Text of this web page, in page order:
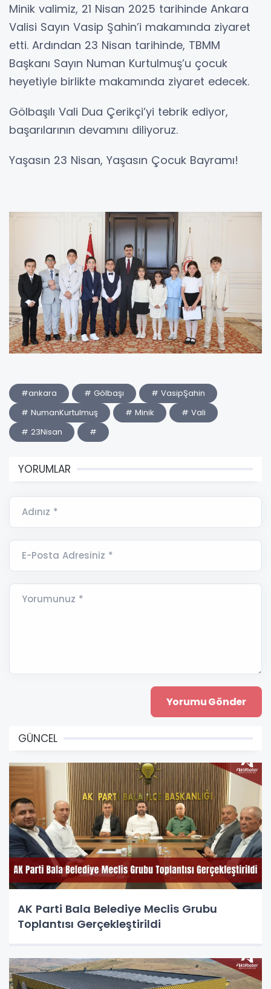
Minik valimiz, 21 Nisan 2025 tarihinde Ankara
Valisi Sayın Vasip Şahin’i makamında ziyaret
etti. Ardından 23 Nisan tarihinde, TBMM
Başkanı Sayın Numan Kurtulmuş’u çocuk
heyetiyle birlikte makamında ziyaret edecek.
Gölbaşılı Vali Dua Çerikçi’yi tebrik ediyor,
başarılarının devamını diliyoruz.
Yaşasın 23 Nisan, Yaşasın Çocuk Bayramı!
#ankara # Gölbaşı
# VasipŞahin
# NumanKurtulmuş
# Minik
# Vali
# 23Nisan
#
YORUMLAR
Adınız *
E-Posta Adresiniz *
Yorumunuz *
GÜNCEL
AK Parti Bala Belediye Meclis Grubu
Toplantısı Gerçekleştirildi